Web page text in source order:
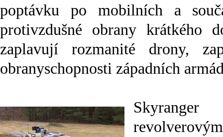
poptávku po mobilních a
protivzdušné obrany krátkého
zaplavují rozmanité drony,
obranyschopnosti západních